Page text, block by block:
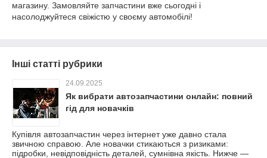
магазину. Замовляйте запчастини вже сьогодні і
насолоджуйтеся свіжістю у своєму автомобілі!
Інші статті рубрики
24.09.2025
Як вибрати автозапчастини онлайн: повний
гід для новачків
Купівля автозапчастин через інтернет уже давно стала
звичною справою. Але новачки стикаються з ризиками:
підробки, невідповідність деталей, сумнівна якість. Нижче —